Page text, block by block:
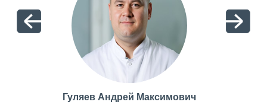
Гуляев Андрей Максимович